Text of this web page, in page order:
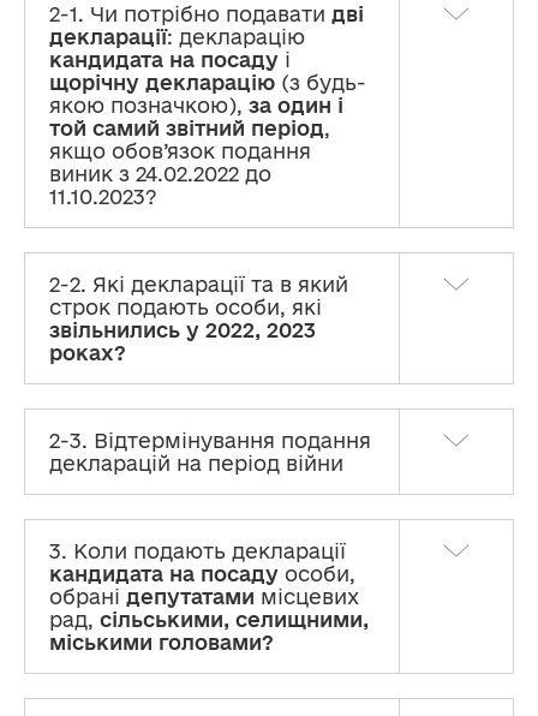
2-1. Чи потрібно подавати дві
декларації: декларацію
кандидата на посаду і
щорічну декларацію (з будь-
якою позначкою), за один і
той самий звітний період,
якщо обов’язок подання
виник з 24.02.2022 до
11.10.2023?
2-2. Які декларації та в який
строк подають особи, які
звільнились у 2022, 2023
роках?
2-3. Відтермінування подання
декларацій на період війни
3. Коли подають декларації
кандидата на посаду особи,
обрані депутатами місцевих
рад, сільськими, селищними,
міськими головами?